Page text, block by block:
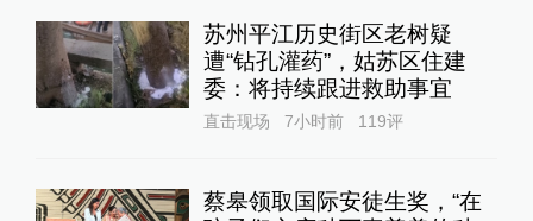
苏州平江历史街区老树疑
遭“钻孔灌药”，姑苏区住建
委：将持续跟进救助事宜
直击现场 7小时前 119评
蔡皋领取国际安徒生奖，“在